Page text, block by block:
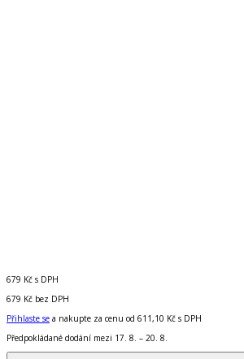
679 Kč s DPH
679 Kč bez DPH
Přihlaste se a nakupte za cenu od 611,10 Kč s DPH
Předpokládané dodání mezi 17. 8. – 20. 8.